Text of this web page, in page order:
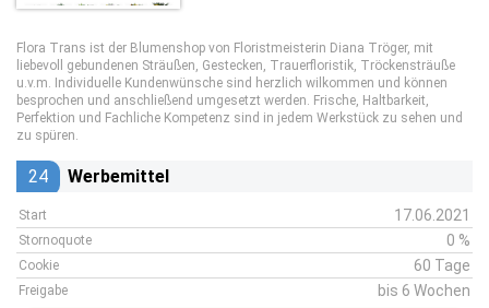
Flora Trans ist der Blumenshop von Floristmeisterin Diana Tröger, mit
liebevoll gebundenen Sträußen, Gestecken, Trauerfloristik, Tröckensträuße
u.v.m. Individuelle Kundenwünsche sind herzlich wilkommen und können
besprochen und anschließend umgesetzt werden. Frische, Haltbarkeit,
Perfektion und Fachliche Kompetenz sind in jedem Werkstück zu sehen und
zu spüren.
24 Werbemittel
Start 17.06.2021
Stornoquote 0 %
Cookie 60 Tage
Freigabe bis 6 Wochen